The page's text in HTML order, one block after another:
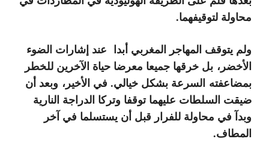
محاولة لتوقيفهما.
ولم يتوقف المهاجر المغربي أبدا عند إشارات الضوء
الأخضر، بل خرقها جميعا معرضا حياة الآخرين للخطر
بمضاعفته السرعة بشكل خيالي. في الأخير، وبعد أن
ضيقت السلطات عليهما توقفا وتركا الدراجة النارية
وبدآ في محاولة للفرار قبل أن يستسلما في آخر
المطاف.